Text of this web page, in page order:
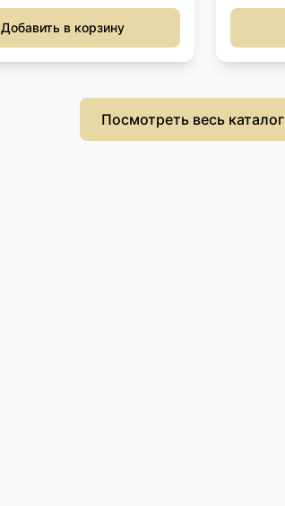
Добавить в корзину
Посмотреть весь каталог